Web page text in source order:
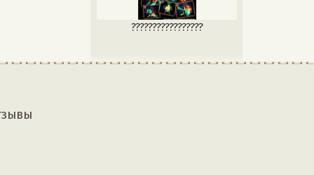
?????????????????